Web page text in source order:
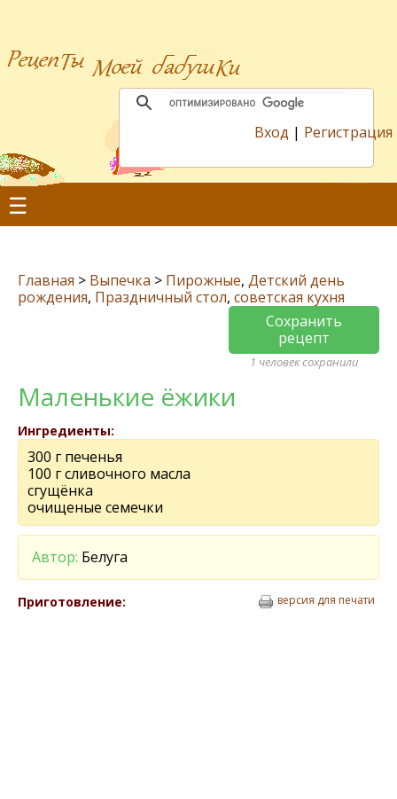
Вход | Регистрация
☰
Главная > Выпечка > Пирожные, Детский день
рождения, Праздничный стол, советская кухня
Сохранить
рецепт
1 человек сохранили
Маленькие ёжики
Ингредиенты:
300 г печенья
100 г сливочного масла
сгущёнка
очищеные семечки
Автор: Белуга
Приготовление: версия для печати